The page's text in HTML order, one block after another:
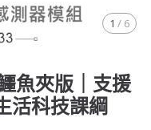
1 / 6
魚夾版｜支援
活科技課綱